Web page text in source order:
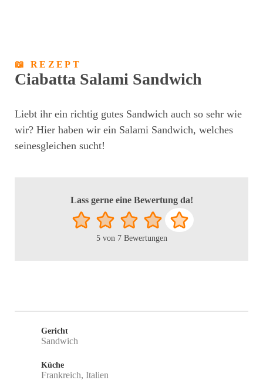
📖 REZEPT
Ciabatta Salami Sandwich
Liebt ihr ein richtig gutes Sandwich auch so sehr wie
wir? Hier haben wir ein Salami Sandwich, welches
seinesgleichen sucht!
Lass gerne eine Bewertung da!
5von 7Bewertungen
Gericht
Sandwich
Küche
Frankreich, Italien